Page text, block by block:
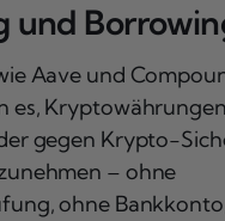
und
Aave und
es,
gegen Krypto-
– ohne
ohne